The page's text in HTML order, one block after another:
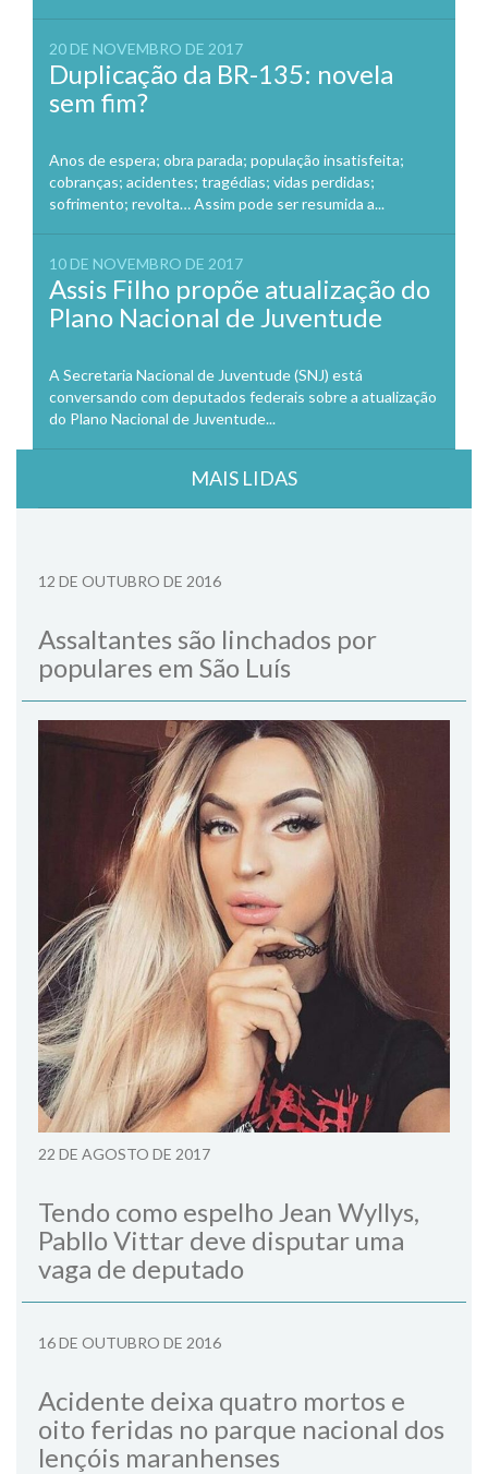
20 DE NOVEMBRO DE 2017
Duplicação da BR-135: novela
sem fim?
Anos de espera; obra parada; população insatisfeita;
cobranças; acidentes; tragédias; vidas perdidas;
sofrimento; revolta… Assim pode ser resumida a...
10 DE NOVEMBRO DE 2017
Assis Filho propõe atualização do
Plano Nacional de Juventude
A Secretaria Nacional de Juventude (SNJ) está
conversando com deputados federais sobre a atualização
do Plano Nacional de Juventude...
MAIS LIDAS
12 DE OUTUBRO DE 2016
Assaltantes são linchados por
populares em São Luís
22 DE AGOSTO DE 2017
Tendo como espelho Jean Wyllys,
Pabllo Vittar deve disputar uma
vaga de deputado
16 DE OUTUBRO DE 2016
Acidente deixa quatro mortos e
oito feridas no parque nacional dos
lençóis maranhenses